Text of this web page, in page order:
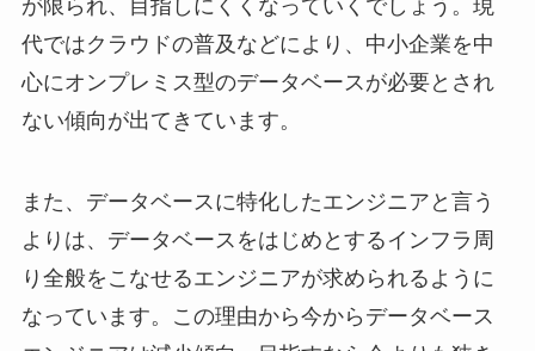
が限られ、目指しにくくなっていくでしょう。現
代ではクラウドの普及などにより、中小企業を中
心にオンプレミス型のデータベースが必要とされ
ない傾向が出てきています。
また、データベースに特化したエンジニアと言う
よりは、データベースをはじめとするインフラ周
り全般をこなせるエンジニアが求められるように
なっています。この理由から今からデータベース